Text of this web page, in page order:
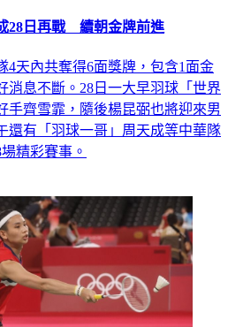
28日再戰 續朝金牌前進
4天內共奪得6面獎牌，包含1面金
消息不斷。28日一大早羽球「世界
手齊雪霏，隨後楊昆弼也將迎來男
還有「羽球一哥」周天成等中華隊
精彩賽事。